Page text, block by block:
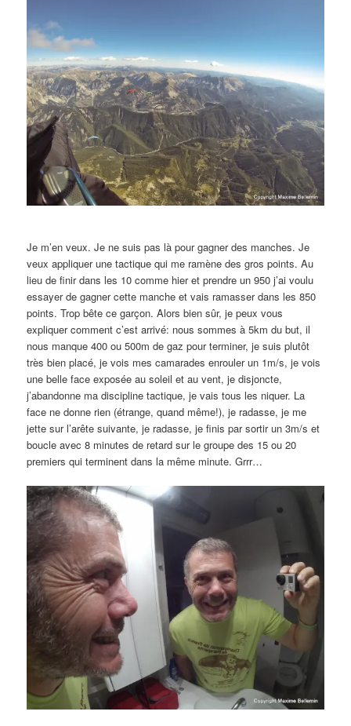
Je m’en veux. Je ne suis pas là pour gagner des manches. Je
veux appliquer une tactique qui me ramène des gros points. Au
lieu de finir dans les 10 comme hier et prendre un 950 j’ai voulu
essayer de gagner cette manche et vais ramasser dans les 850
points. Trop bête ce garçon. Alors bien sûr, je peux vous
expliquer comment c’est arrivé: nous sommes à 5km du but, il
nous manque 400 ou 500m de gaz pour terminer, je suis plutôt
très bien placé, je vois mes camarades enrouler un 1m/s, je vois
une belle face exposée au soleil et au vent, je disjoncte,
j’abandonne ma discipline tactique, je vais tous les niquer. La
face ne donne rien (étrange, quand même!), je radasse, je me
jette sur l’arête suivante, je radasse, je finis par sortir un 3m/s et
boucle avec 8 minutes de retard sur le groupe des 15 ou 20
premiers qui terminent dans la même minute. Grrr…